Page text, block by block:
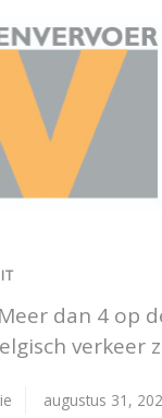
dan 4 op
verkeer
augustus 31,